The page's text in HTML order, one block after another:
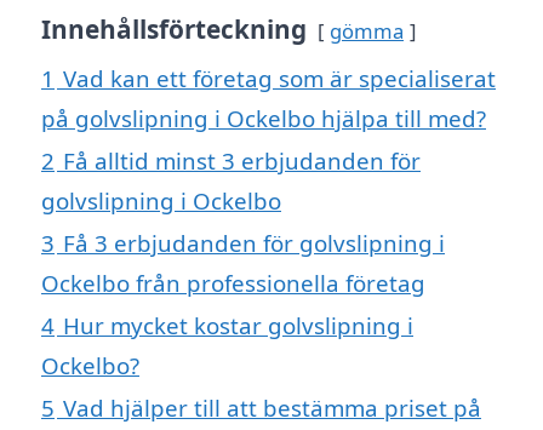
Innehållsförteckning gömma
1 Vad kan ett företag som är specialiserat
på golvslipning i Ockelbo hjälpa till med?
2 Få alltid minst 3 erbjudanden för
golvslipning i Ockelbo
3 Få 3 erbjudanden för golvslipning i
Ockelbo från professionella företag
4 Hur mycket kostar golvslipning i
Ockelbo?
5 Vad hjälper till att bestämma priset på